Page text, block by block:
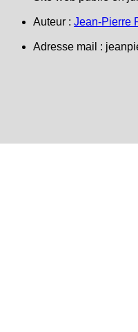
Auteur : Jean-Pierre
Adresse mail :